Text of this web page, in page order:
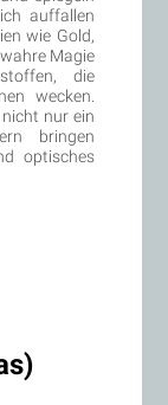
auffallen
wie Gold,
Magie
die
wecken.
nicht nur ein
bringen
optisches